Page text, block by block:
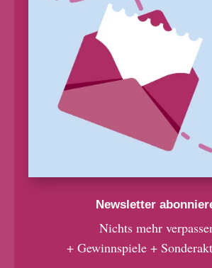
Newsletter
Nichts mehr
+ Gewinnspiele +